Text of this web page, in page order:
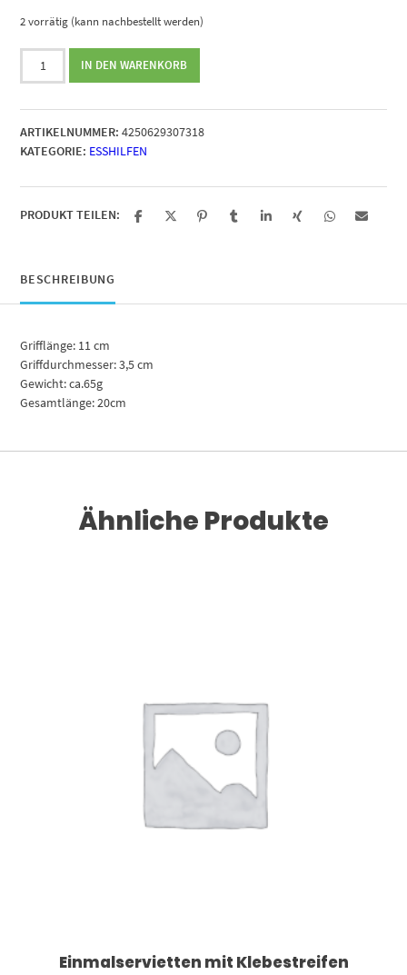
2 vorrätig (kann nachbestellt werden)
Gabel
biegbar
IN DEN WARENKORB
ARTIKELNUMMER: 4250629307318
KATEGORIE: ESSHILFEN
PRODUKT TEILEN:
BESCHREIBUNG
Grifflänge: 11 cm
Griffdurchmesser: 3,5 cm
Gewicht: ca.65g
Gesamtlänge: 20cm
Ähnliche Produkte
Einmalservietten mit Klebestreifen